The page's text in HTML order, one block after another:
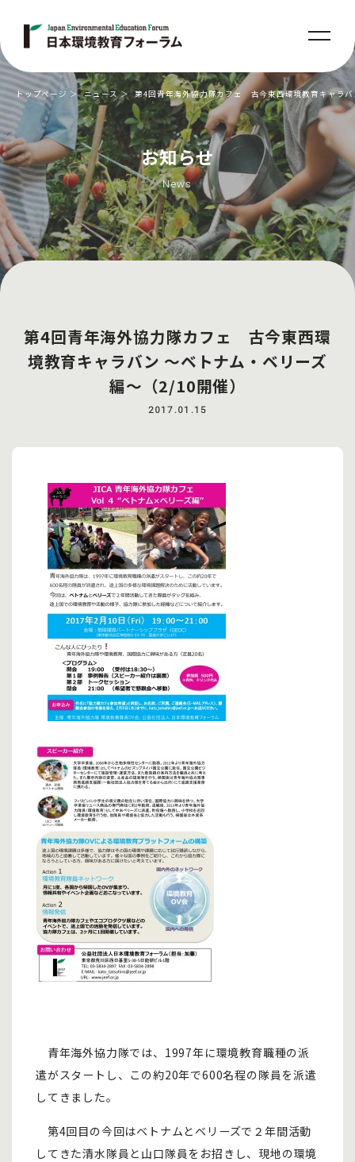
お知らせ
News
トップページ ニュース 第4回青年海外協力隊カフェ 古今東西環境教育キャラ
第4回青年海外協力隊カフェ 古今東西環
境教育キャラバン 〜ベトナム・ベリーズ
編〜（2/10開催）
2017.01.15
青年海外協力隊では、1997年に環境教育職種の派
遣がスタートし、この約20年で600名程の隊員を派遣
してきました。
第4回目の今回はベトナムとベリーズで２年間活動
してきた清水隊員と山口隊員をお招きし、現地の環境